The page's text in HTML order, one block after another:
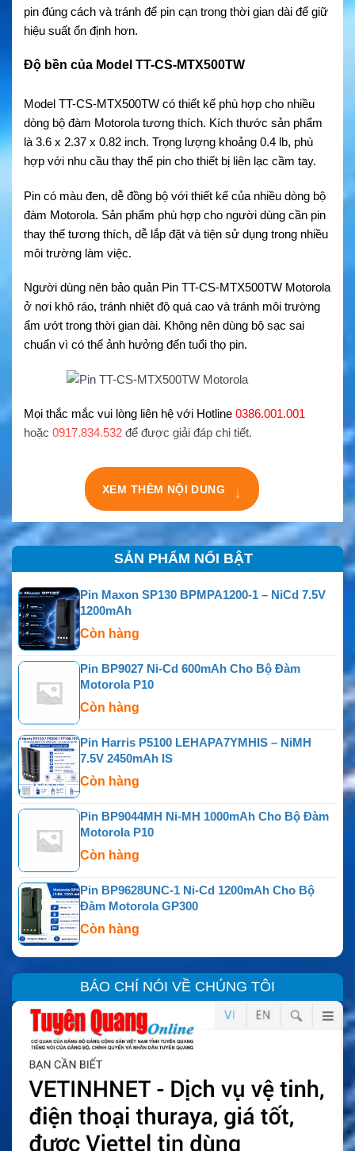
pin đúng cách và tránh để pin cạn trong thời gian dài để giữ
hiệu suất ổn định hơn.
Độ bền của Model TT-CS-MTX500TW
Model TT-CS-MTX500TW có thiết kế phù hợp cho nhiều
dòng bộ đàm Motorola tương thích. Kích thước sản phẩm
là 3.6 x 2.37 x 0.82 inch. Trọng lượng khoảng 0.4 lb, phù
hợp với nhu cầu thay thế pin cho thiết bị liên lạc cầm tay.
Pin có màu đen, dễ đồng bộ với thiết kế của nhiều dòng bộ
đàm Motorola. Sản phẩm phù hợp cho người dùng cần pin
thay thế tương thích, dễ lắp đặt và tiện sử dụng trong nhiều
môi trường làm việc.
Người dùng nên bảo quản Pin TT-CS-MTX500TW Motorola
ở nơi khô ráo, tránh nhiệt độ quá cao và tránh môi trường
ẩm ướt trong thời gian dài. Không nên dùng bộ sạc sai
chuẩn vì có thể ảnh hưởng đến tuổi thọ pin.
Mọi thắc mắc vui lòng liên hệ với Hotline 0386.001.001
hoặc 0917.834.532 để được giải đáp chi tiết.
XEM THÊM NỘI DUNG ↓
SẢN PHẨM NỔI BẬT
Pin Maxon SP130 BPMPA1200-1 – NiCd 7.5V
1200mAh
Còn hàng
Pin BP9027 Ni-Cd 600mAh Cho Bộ Đàm
Motorola P10
Còn hàng
Pin Harris P5100 LEHAPA7YMHIS – NiMH
7.5V 2450mAh IS
Còn hàng
Pin BP9044MH Ni-MH 1000mAh Cho Bộ Đàm
Motorola P10
Còn hàng
Pin BP9628UNC-1 Ni-Cd 1200mAh Cho Bộ
Đàm Motorola GP300
Còn hàng
BÁO CHÍ NÓI VỀ CHÚNG TÔI